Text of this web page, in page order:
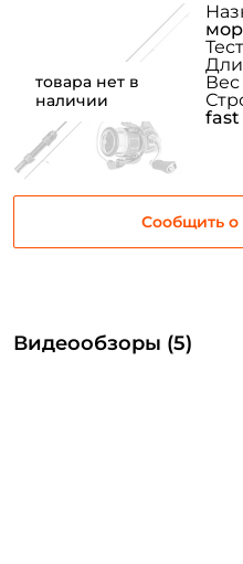
товара нет в
наличии
Сообщить о
fast
Видеообзоры (5)
Email: *
Номер телефона: *
персональных данных